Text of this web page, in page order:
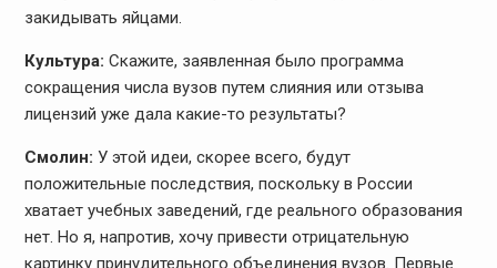
закидывать яйцами.
Культура: Скажите, заявленная было программа
сокращения числа вузов путем слияния или отзыва
лицензий уже дала какие-то результаты?
Смолин: У этой идеи, скорее всего, будут
положительные последствия, поскольку в России
хватает учебных заведений, где реального образования
нет. Но я, напротив, хочу привести отрицательную
картинку принудительного объединения вузов. Первые